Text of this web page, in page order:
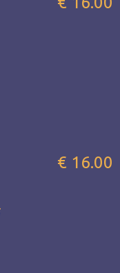
€ 16.00